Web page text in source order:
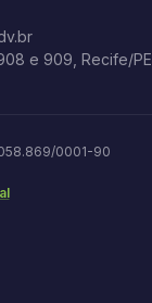
e 909, Recife/PE
0001-90